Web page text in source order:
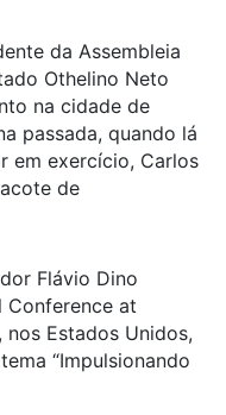
da Assembleia
Othelino Neto
na cidade de
passada, quando lá
em exercício, Carlos
de
Flávio Dino
at
Estados Unidos,
“Impulsionando